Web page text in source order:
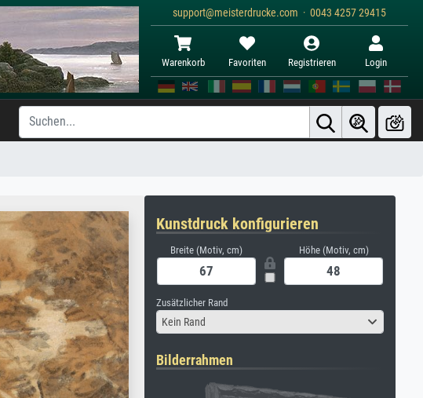
support@meisterdrucke.com · 0043 4257 29415
Warenkorb Favoriten Registrieren Login
Kunstdruck konfigurieren
Breite (Motiv, cm) Höhe (Motiv, cm)
Zusätzlicher Rand
Kein Rand
Bilderrahmen